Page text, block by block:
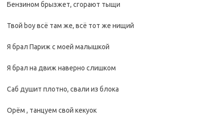
Бензином брызжет, сгорают тыщи
Твой boy всё там же, всё тот же нищий
Я брал Париж с моей малышкой
Я брал на движ наверно слишком
Саб душит плотно, свали из блока
Орём , танцуем свой кекуок